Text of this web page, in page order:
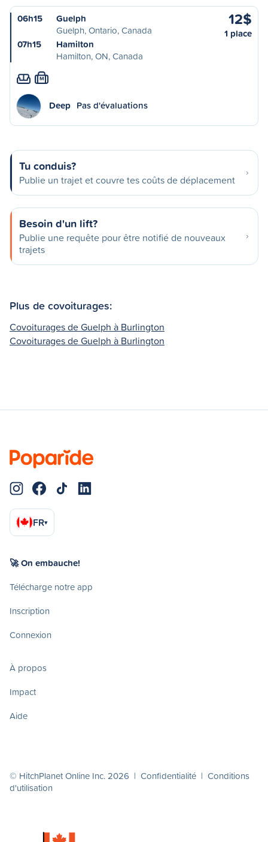
06h15
Guelph
Guelph, Ontario, Canada
07h15
Hamilton
Hamilton, ON, Canada
12$
1 place
M
Deep Pas d'évaluations
Tu conduis?
Publie un trajet et couvre tes coûts de déplacement
Besoin d'un lift?
Publie une requête pour être notifié de nouveaux
trajets
Plus de covoiturages:
Covoiturages de Guelph à Burlington
Covoiturages de Guelph à Burlington
FR▾
🚀 On embauche!
Télécharge notre app
Inscription
Connexion
À propos
Impact
Aide
© HitchPlanet Online Inc. 2026 | Confidentialité | Conditions
d'utilisation